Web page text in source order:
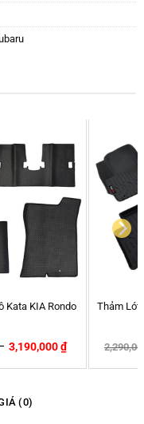
Lót Sàn Ô Tô Kardo Mazda3
₫ 2,190,000 -4%
(0)